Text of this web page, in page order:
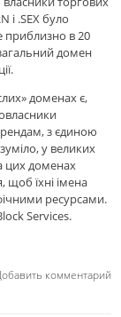
і .SEX було
приблизно в 20
домен
доменах є,
з єдиною
у великих
цих доменах
щоб їхні імена
ресурсами.
Services.
комментарий